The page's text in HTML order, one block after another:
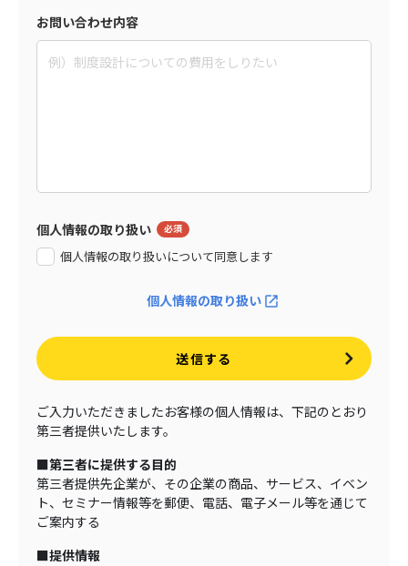
お問い合わせ内容
個人情報の取り扱い
個人情報の取り扱いについて同意します
個人情報の取り扱い
送信する
ご入力いただきましたお客様の個人情報は、下記のとおり
第三者提供いたします。
■第三者に提供する目的
第三者提供先企業が、その企業の商品、サービス、イベン
ト、セミナー情報等を郵便、電話、電子メール等を通じて
ご案内する
■提供情報